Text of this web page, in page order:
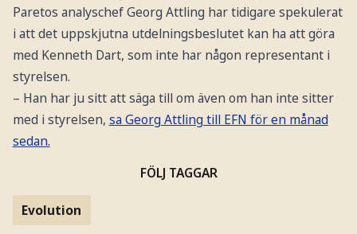
Paretos analyschef Georg Attling har tidigare spekulerat
i att det uppskjutna utdelningsbeslutet kan ha att göra
med Kenneth Dart, som inte har någon representant i
styrelsen.
– Han har ju sitt att säga till om även om han inte sitter
med i styrelsen, sa Georg Attling till EFN för en månad
sedan.
FÖLJ TAGGAR
Evolution